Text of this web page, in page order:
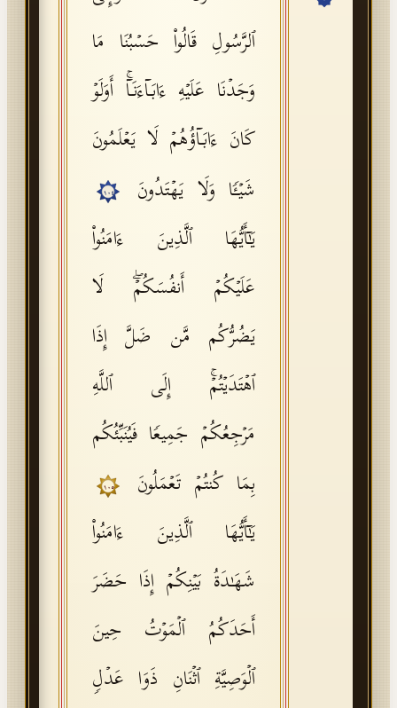
Font Edition Tester
ٱلرَّسُولِ قَالُوا۟ حَسۡبُنَا مَا
وَجَدۡنَا عَلَیۡهِ ءَابَاۤءَنَاۤۚ أَوَلَوۡ
كَانَ ءَابَاۤؤُهُمۡ لَا یَعۡلَمُونَ
شَیۡـࣰٔا وَلَا یَهۡتَدُونَ
١٠٤
یَـٰۤأَیُّهَا ٱلَّذِینَ ءَامَنُوا۟
عَلَیۡكُمۡ أَنفُسَكُمۡۖ لَا
یَضُرُّكُم مَّن ضَلَّ إِذَا
ٱهۡتَدَیۡتُمۡۚ إِلَى ٱللَّهِ
مَرۡجِعُكُمۡ جَمِیعࣰا فَیُنَبِّئُكُم
بِمَا كُنتُمۡ تَعۡمَلُونَ
١٠٥
یَـٰۤأَیُّهَا ٱلَّذِینَ ءَامَنُوا۟
شَهَـٰدَةُ بَیۡنِكُمۡ إِذَا حَضَرَ
أَحَدَكُمُ ٱلۡمَوۡتُ حِینَ
ٱلۡوَصِیَّةِ ٱثۡنَانِ ذَوَا عَدۡلࣲ